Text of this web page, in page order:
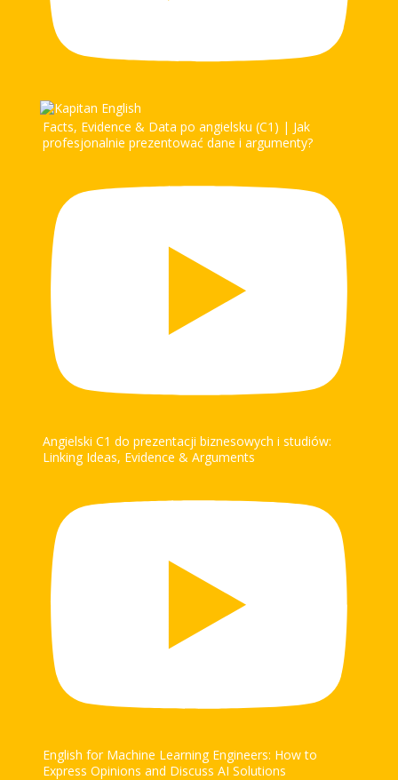
Facts, Evidence & Data po angielsku (C1) | Jak
profesjonalnie prezentować dane i argumenty?
Angielski C1 do prezentacji biznesowych i studiów:
Linking Ideas, Evidence & Arguments
English for Machine Learning Engineers: How to
Express Opinions and Discuss AI Solutions